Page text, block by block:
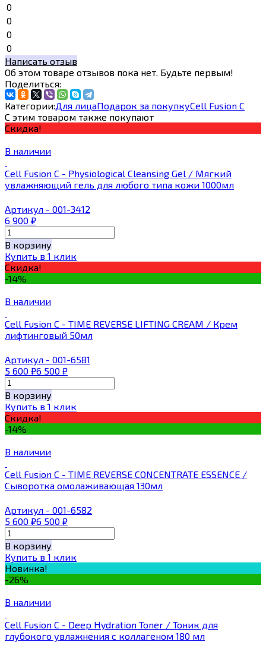
0
0
0
0
Написать отзыв
Об этом товаре отзывов пока нет. Будьте первым!
Поделиться:
Категории:Для лицаПодарок за покупкуCell Fusion С
С этим товаром также покупают
Скидка!
В наличии
Cell Fusion C - Physiological Cleansing Gel / Мягкий
увлажняющий гель для любого типа кожи 1000мл
Артикул - 001-3412
6 900 ₽
В корзину
Купить в 1 клик
Скидка!
-14%
В наличии
Cell Fusion C - TIME REVERSE LIFTING CREAM / Крем
лифтинговый 50мл
Артикул - 001-6581
5 600 ₽6 500 ₽
В корзину
Купить в 1 клик
Скидка!
-14%
В наличии
Cell Fusion C - TIME REVERSE CONCENTRATE ESSENCE /
Сыворотка омолаживающая 130мл
Артикул - 001-6582
5 600 ₽6 500 ₽
В корзину
Купить в 1 клик
Новинка!
-26%
В наличии
Cell Fusion C - Deep Hydration Toner / Тоник для
глубокого увлажнения с коллагеном 180 мл